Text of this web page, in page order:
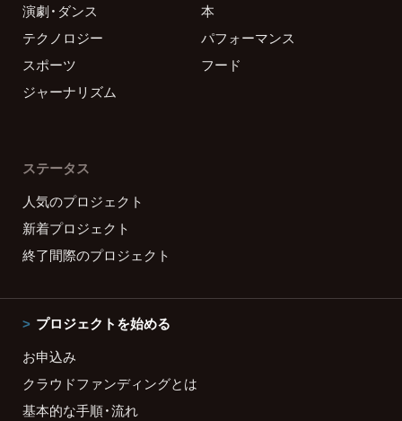
演劇・ダンス
本
テクノロジー
パフォーマンス
スポーツ
フード
ジャーナリズム
ステータス
人気のプロジェクト
新着プロジェクト
終了間際のプロジェクト
プロジェクトを始める
お申込み
クラウドファンディングとは
基本的な手順・流れ